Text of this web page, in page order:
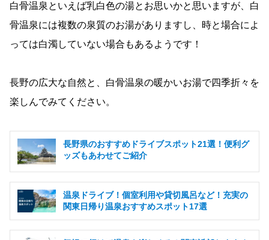
白骨温泉といえば乳白色の湯とお思いかと思いますが、白
骨温泉には複数の泉質のお湯がありますし、時と場合によ
っては白濁していない場合もあるようです！
長野の広大な自然と、白骨温泉の暖かいお湯で四季折々を
楽しんでみてください。
長野県のおすすめドライブスポット21選！便利グ
ッズもあわせてご紹介
温泉ドライブ！個室利用や貸切風呂など！充実の
関東日帰り温泉おすすめスポット17選